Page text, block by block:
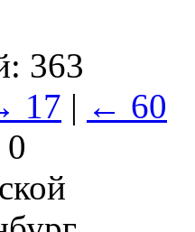
363
17 | ← 60